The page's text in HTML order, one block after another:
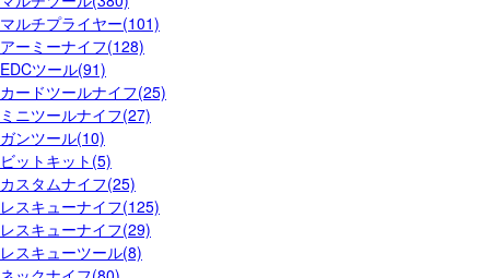
マルチプライヤー(101)
アーミーナイフ(128)
EDCツール(91)
カードツールナイフ(25)
ミニツールナイフ(27)
ガンツール(10)
ビットキット(5)
カスタムナイフ(25)
レスキューナイフ(125)
レスキューナイフ(29)
レスキューツール(8)